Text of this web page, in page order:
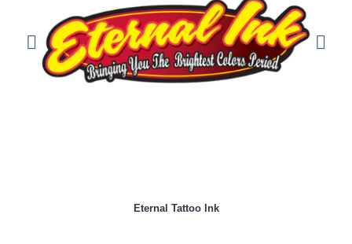
Eternal Tattoo Ink